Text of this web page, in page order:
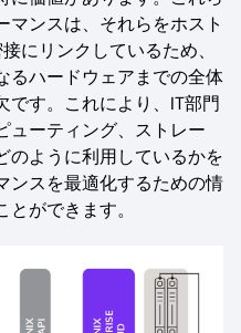
ンスは、それらをホスト
にリンクしているため、
るハードウェアまでの全体
です。これにより、IT部門
ューティング、ストレー
のように利用しているかを
ンスを最適化するための情
ができます。